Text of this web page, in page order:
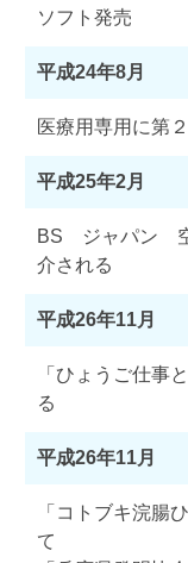
ソフト発売
平成24年8月
医療用専用に第
平成25年2月
BS ジャパン 空
介される
平成26年11月
「ひょうご仕事
る
平成26年11月
「コトブキ浣腸
て